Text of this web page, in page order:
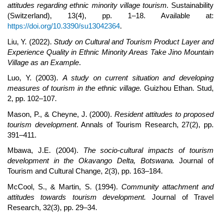
attitudes regarding ethnic minority village tourism. Sustainability
(Switzerland), 13(4), pp. 1–18. Available at:
https://doi.org/10.3390/su13042364.
Liu, Y. (2022).Study on Cultural and Tourism Product Layer and
Experience Quality in Ethnic Minority Areas Take Jino Mountain
Village as an Example.
Luo, Y. (2003). A study on current situation and developing
measures of tourism in the ethnic village. Guizhou Ethan. Stud,
2, pp. 102–107.
Mason, P., & Cheyne, J. (2000).Resident attitudes to proposed
tourism development. Annals of Tourism Research, 27(2), pp.
391–411.
Mbawa, J.E. (2004). The socio-cultural impacts of tourism
development in the Okavango Delta, Botswana. Journal of
Tourism and Cultural Change, 2(3), pp. 163–184.
McCool, S., & Martin, S. (1994). Community attachment and
attitudes towards tourism development. Journal of Travel
Research, 32(3), pp. 29–34.